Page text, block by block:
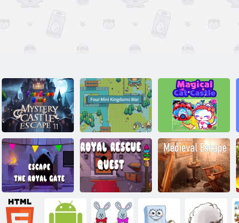
ミステリーキ
ャッスルエス
ケープ11
ミニ四王国戦
争
魔法の猫の城